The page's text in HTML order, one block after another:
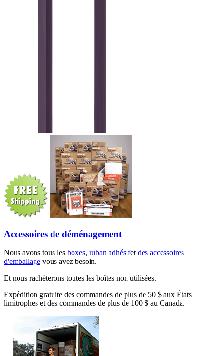
Accessoires de déménagement
Nous avons tous les boxes, ruban adhésifetdes accessoires
d'emballage vous avez besoin.
Et nous rachèterons toutes les boîtes non utilisées.
Expédition gratuite des commandes de plus de 50 $ aux États
limitrophes et des commandes de plus de 100 $ au Canada.